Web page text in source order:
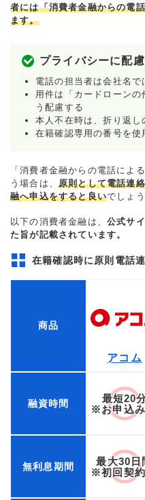
者には「消費者金融からの電
ます。
プライバシーに配
電話の担当者は会社名
用件は「カードローンの
う配慮する
本人不在時は、折り返し
在籍確認専用の番号を使
「消費者金融からの電話によ
う場合は、 原則として電話連
融へ申込をすると良いでしょう
以下の消費者金融は、 公式サ
た旨が記載されています。
在籍確認時に原則電話
商品
アコム
融資時間 最短20
※お申込
無利息期間 最大30日
※初回契